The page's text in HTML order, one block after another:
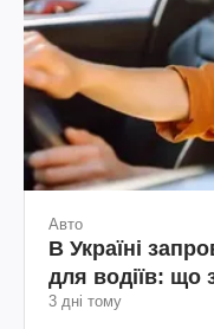
Авто
В Україні
для водіїв: що
3 дні тому